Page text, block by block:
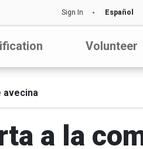
Sign In Español
Volunteer
avecina
a la